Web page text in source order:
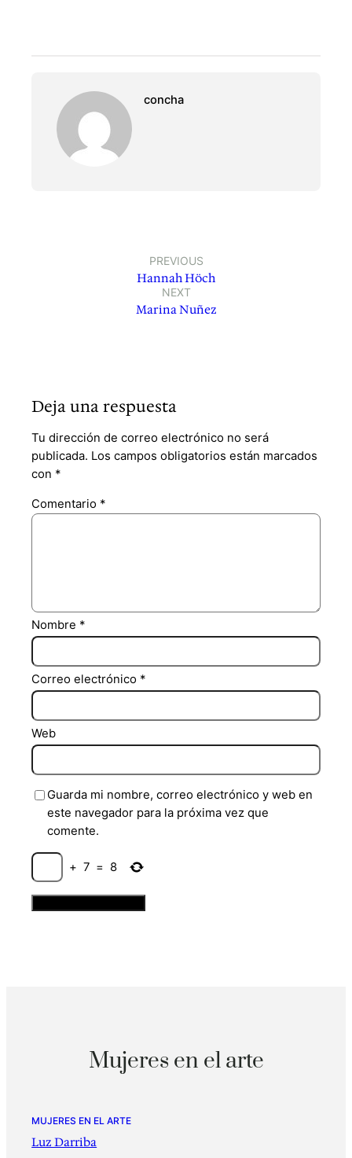
concha
PREVIOUS
Hannah Höch
NEXT
Marina Nuñez
Deja una respuesta
Tu dirección de correo electrónico no será
publicada. Los campos obligatorios están marcados
con *
Comentario *
Nombre *
Correo electrónico *
Web
Guarda mi nombre, correo electrónico y web en
este navegador para la próxima vez que
comente.
+ 7 = 8
Mujeres en el arte
MUJERES EN EL ARTE
Luz Darriba